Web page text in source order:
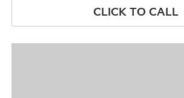
CLICK TO CALL